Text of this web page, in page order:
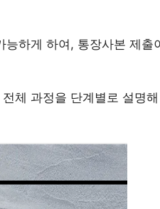
하게 하여, 통장사본 제출
체 과정을 단계별로 설명해